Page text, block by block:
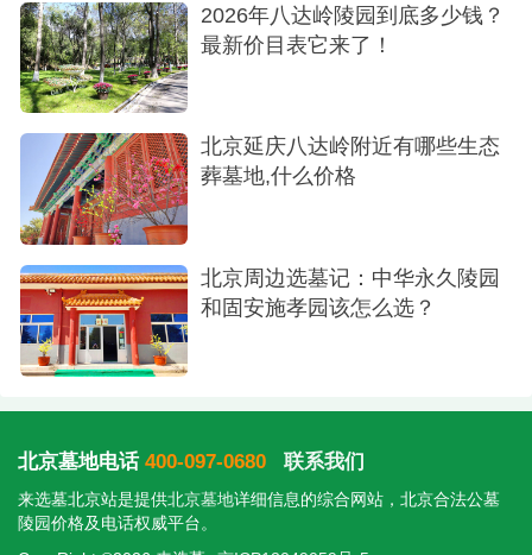
2026年八达岭陵园到底多少钱？
最新价目表它来了！
北京延庆八达岭附近有哪些生态
葬墓地,什么价格
北京周边选墓记：中华永久陵园
和固安施孝园该怎么选？
北京墓地电话 400-097-0680 联系我们
来选墓北京站是提供北京墓地详细信息的综合网站，北京合法公墓
陵园价格及电话权威平台。